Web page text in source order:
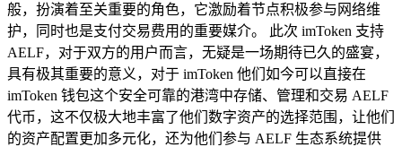
般，扮演着至关重要的角色，它激励着节点积极参与网络维
护，同时也是支付交易费用的重要媒介。 此次 imToken 支持
AELF，对于双方的用户而言，无疑是一场期待已久的盛宴，
具有极其重要的意义，对于 imToken 他们如今可以直接在
imToken 钱包这个安全可靠的港湾中存储、管理和交易 AELF
代币，这不仅极大地丰富了他们数字资产的选择范围，让他们
的资产配置更加多元化，还为他们参与 AELF 生态系统提供